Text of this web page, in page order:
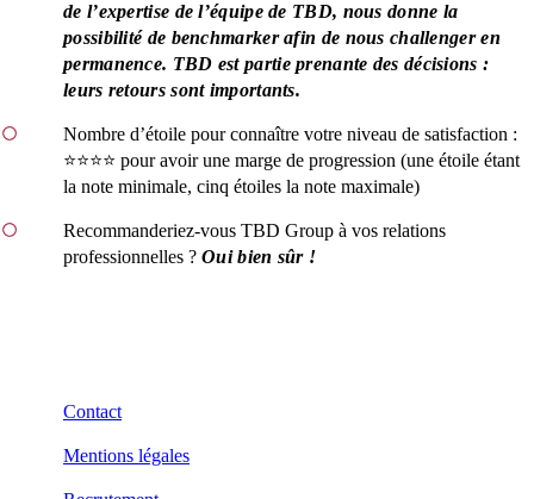
de l’expertise de l’équipe de TBD, nous donne la
possibilité de benchmarker afin de nous challenger en
permanence. TBD est partie prenante des décisions :
leurs retours sont importants.
Nombre d’étoile pour connaître votre niveau de satisfaction :
⭐⭐⭐⭐ pour avoir une marge de progression (une étoile étant
la note minimale, cinq étoiles la note maximale)
Recommanderiez-vous TBD Group à vos relations
professionnelles ? Oui bien sûr !
Contact
Mentions légales